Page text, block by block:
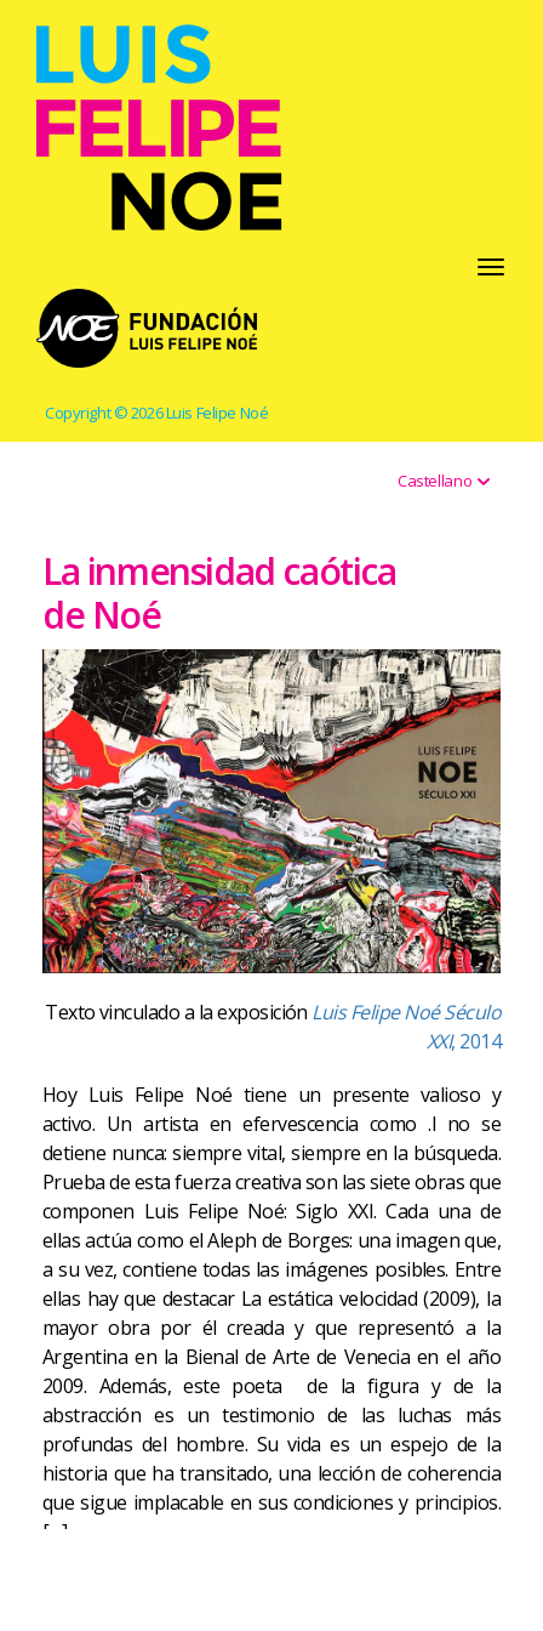
Toggle
Copyright © 2026 Luis Felipe Noé
Castellano
La inmensidad caótica
de Noé
Texto vinculado a la exposición Luis Felipe Noé Século
XXI, 2014
Hoy Luis Felipe Noé tiene un presente valioso y
activo. Un artista en efervescencia como .l no se
detiene nunca: siempre vital, siempre en la búsqueda.
Prueba de esta fuerza creativa son las siete obras que
componen Luis Felipe Noé: Siglo XXI. Cada una de
ellas actúa como el Aleph de Borges: una imagen que,
a su vez, contiene todas las imágenes posibles. Entre
ellas hay que destacar La estática velocidad (2009), la
mayor obra por él creada y que representó a la
Argentina en la Bienal de Arte de Venecia en el año
2009. Además, este poeta de la figura y de la
abstracción es un testimonio de las luchas más
profundas del hombre. Su vida es un espejo de la
historia que ha transitado, una lección de coherencia
que sigue implacable en sus condiciones y principios.
[…]